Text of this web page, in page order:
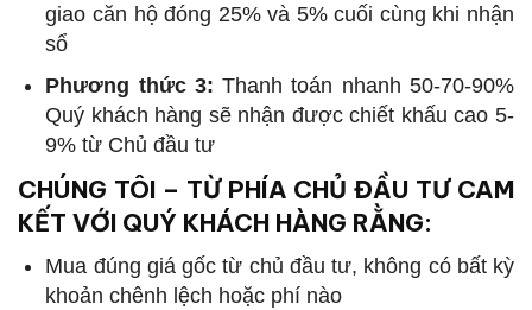
giao căn hộ đóng 25% và 5% cuối cùng khi nhận
sổ
Phương thức 3:Thanh toán nhanh 50-70-90%
Quý khách hàng sẽ nhận được chiết khấu cao 5-
9% từ Chủ đầu tư
CHÚNG TÔI – TỪ PHÍA CHỦ ĐẦU TƯ CAM
KẾT VỚI QUÝ KHÁCH HÀNG RẰNG:
Mua đúng giá gốc từ chủ đầu tư, không có bất kỳ
khoản chênh lệch hoặc phí nào